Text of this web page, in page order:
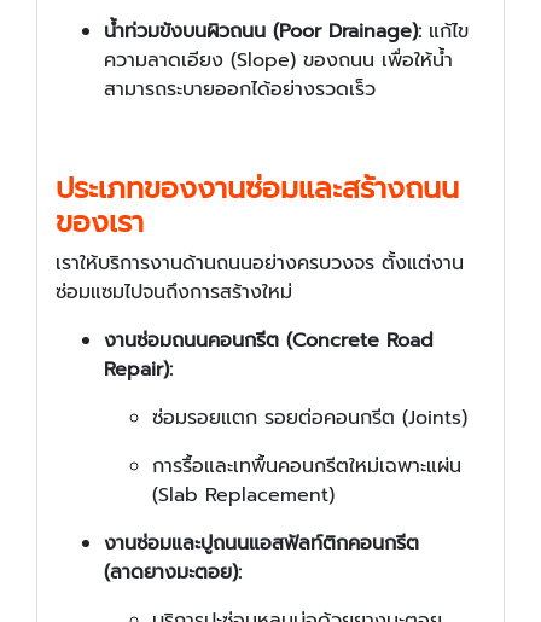
น้ำท่วมขังบนผิวถนน (Poor Drainage): แก้ไข
ความลาดเอียง (Slope) ของถนน เพื่อให้น้ำ
สามารถระบายออกได้อย่างรวดเร็ว
ประเภทของงานซ่อมและสร้างถนน
ของเรา
เราให้บริการงานด้านถนนอย่างครบวงจร ตั้งแต่งาน
ซ่อมแซมไปจนถึงการสร้างใหม่
งานซ่อมถนนคอนกรีต (Concrete Road
Repair):
ซ่อมรอยแตก รอยต่อคอนกรีต (Joints)
การรื้อและเทพื้นคอนกรีตใหม่เฉพาะแผ่น
(Slab Replacement)
งานซ่อมและปูถนนแอสฟัลท์ติกคอนกรีต
(ลาดยางมะตอย):